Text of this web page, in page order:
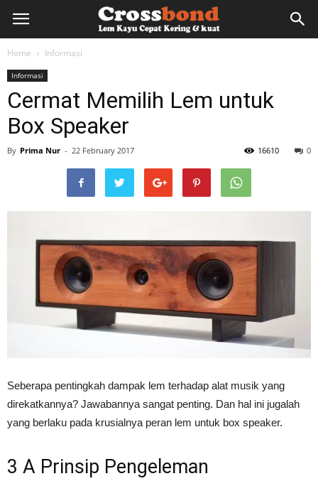
lemkayu.net
Cepat
Home Informasi
Informasi
Cermat Memilih Lem untuk
Box Speaker
By Prima Nur - 22 February 2017 0
16610
Seberapa pentingkah dampak lem terhadap alat musik yang
direkatkannya? Jawabannya sangat penting. Dan hal ini jugalah
yang berlaku pada krusialnya peran lem untuk box speaker.
3 A Prinsip Pengeleman